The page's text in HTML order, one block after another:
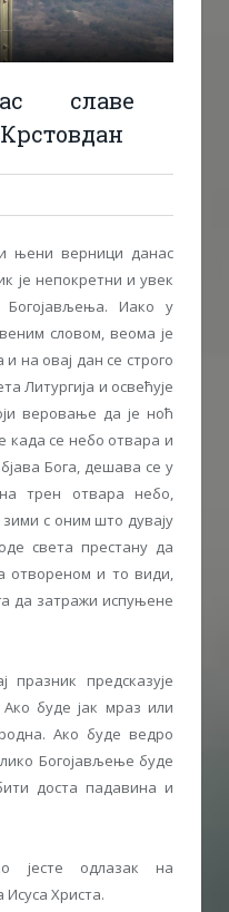
славе
њени верници данас
је непокретни и увек
Иако у
словом, веома је
на овај дан се строго
Литургија и освећује
веровање да је ноћ
када се небо отвара и
Бога, дешава се у
трен отвара небо,
с оним што дувају
света престану да
отвореном и то види,
да затражи испуњене
предсказује
буде јак мраз или
Ако буде ведро
Богојављeње буде
доста падавина и
јесте одлазак на
Христа.